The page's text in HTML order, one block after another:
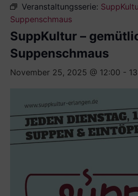
Veranstaltungsserie:
Suppenschmaus
SuppKultur –
Suppenschmaus
November 25, 2025 @ 12:00 -